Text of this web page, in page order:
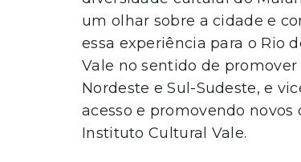
um olhar sobre a cidade e
essa experiência para o Rio
Vale no sentido de
Nordeste e Sul-Sudeste, e
acesso e promovendo
Instituto Cultural Vale.